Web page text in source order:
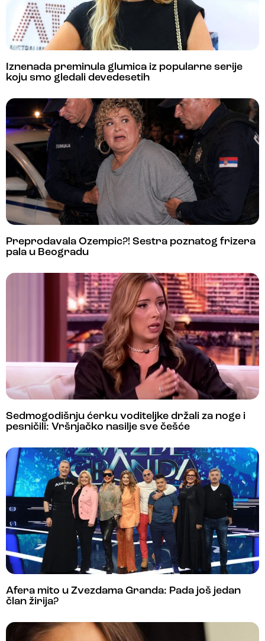
Iznenada preminula glumica iz popularne serije
koju smo gledali devedesetih
Preprodavala Ozempic?! Sestra poznatog frizera
pala u Beogradu
Sedmogodišnju ćerku voditeljke držali za noge i
pesničili: Vršnjačko nasilje sve češće
Afera mito u Zvezdama Granda: Pada još jedan
član žirija?